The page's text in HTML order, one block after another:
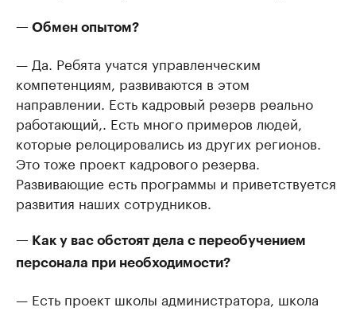
— Обмен опытом?
— Да. Ребята учатся управленческим
компетенциям, развиваются в этом
направлении. Есть кадровый резерв реально
работающий,. Есть много примеров людей,
которые релоцировались из других регионов.
Это тоже проект кадрового резерва.
Развивающие есть программы и приветствуется
развития наших сотрудников.
— Как у вас обстоят дела с переобучением
персонала при необходимости?
— Есть проект школы администратора, школа